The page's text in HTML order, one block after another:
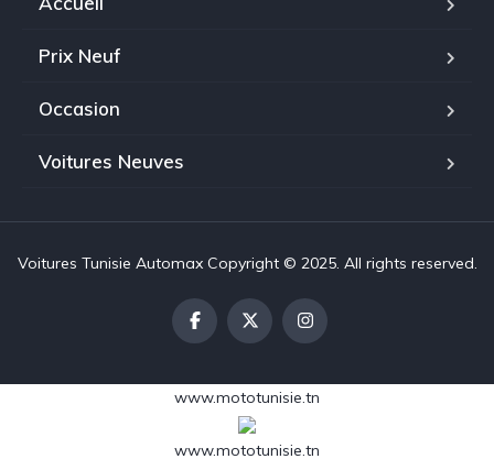
Prix Neuf
Occasion
Voitures Neuves
Voitures Tunisie Automax Copyright © 2025. All rights reserved.
www.mototunisie.tn
www.mototunisie.tn